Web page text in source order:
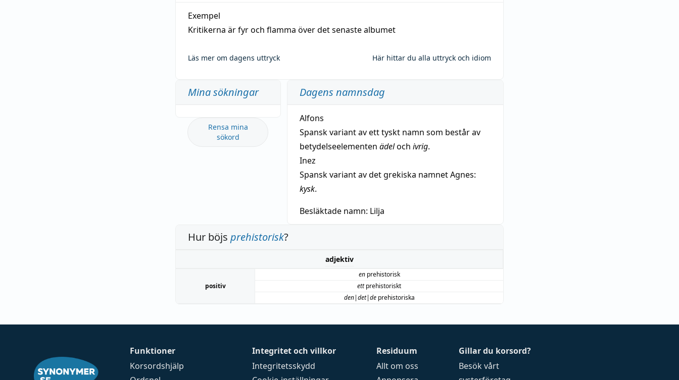
Exempel
Kritikerna är fyr och flamma över det senaste albumet
Läs mer om dagens uttryck Här hittar du alla uttryck och idiom
Mina sökningar
Rensa mina
sökord
Dagens namnsdag
Alfons
Spansk variant av ett tyskt namn som består av
betydelseelementen ädeloch ivrig.
Inez
Spansk variant av det grekiska namnet Agnes:
kysk.
Besläktade namn: Lilja
Hur böjs prehistorisk?
adjektiv
positiv
enprehistorisk
ettprehistoriskt
den|det|deprehistoriska
Funktioner
Korsordshjälp
Integritet och villkor
Integritetsskydd
Residuum
Allt om oss
Gillar du korsord?
Besök vårt